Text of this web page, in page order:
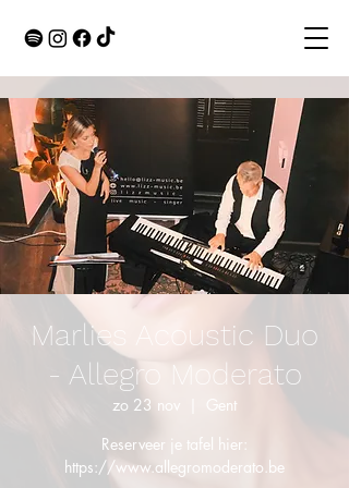
Marlies Acoustic Duo
- Allegro Moderato
zo 23 nov
Gent
Reserveer je tafel hier:
https://www.allegromoderato.be